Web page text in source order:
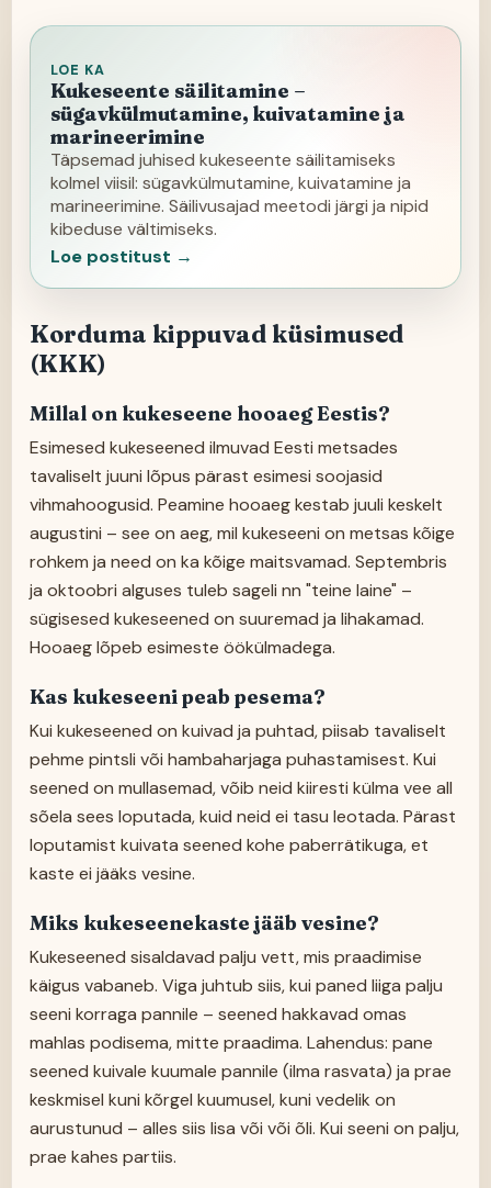
LOE KA
Kukeseente säilitamine –
sügavkülmutamine, kuivatamine ja
marineerimine
Täpsemad juhised kukeseente säilitamiseks
kolmel viisil: sügavkülmutamine, kuivatamine ja
marineerimine. Säilivusajad meetodi järgi ja nipid
kibeduse vältimiseks.
Loe postitust →
Korduma kippuvad küsimused
(KKK)
Millal on kukeseene hooaeg Eestis?
Esimesed kukeseened ilmuvad Eesti metsades
tavaliselt juuni lõpus pärast esimesi soojasid
vihmahoogusid. Peamine hooaeg kestab juuli keskelt
augustini – see on aeg, mil kukeseeni on metsas kõige
rohkem ja need on ka kõige maitsvamad. Septembris
ja oktoobri alguses tuleb sageli nn "teine laine" –
sügisesed kukeseened on suuremad ja lihakamad.
Hooaeg lõpeb esimeste öökülmadega.
Kas kukeseeni peab pesema?
Kui kukeseened on kuivad ja puhtad, piisab tavaliselt
pehme pintsli või hambaharjaga puhastamisest. Kui
seened on mullasemad, võib neid kiiresti külma vee all
sõela sees loputada, kuid neid ei tasu leotada. Pärast
loputamist kuivata seened kohe paberrätikuga, et
kaste ei jääks vesine.
Miks kukeseenekaste jääb vesine?
Kukeseened sisaldavad palju vett, mis praadimise
käigus vabaneb. Viga juhtub siis, kui paned liiga palju
seeni korraga pannile – seened hakkavad omas
mahlas podisema, mitte praadima. Lahendus: pane
seened kuivale kuumale pannile (ilma rasvata) ja prae
keskmisel kuni kõrgel kuumusel, kuni vedelik on
aurustunud – alles siis lisa või või õli. Kui seeni on palju,
prae kahes partiis.